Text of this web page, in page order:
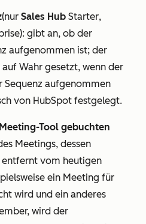
(nur Sales Hub Starter,
): gibt an, ob der
aufgenommen ist; der
auf Wahr gesetzt, wenn der
aufgenommen
von HubSpot festgelegt.
Tool gebuchten
Meetings, dessen
entfernt vom heutigen
ein Meeting für
wird und ein anderes
wird der